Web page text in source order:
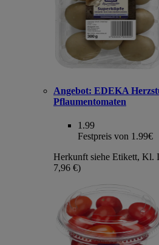
Angebot: EDEKA
Pflaumentomaten
1.99
Festpreis von 1.99€
Herkunft siehe Etikett, Kl.
7,96 €)